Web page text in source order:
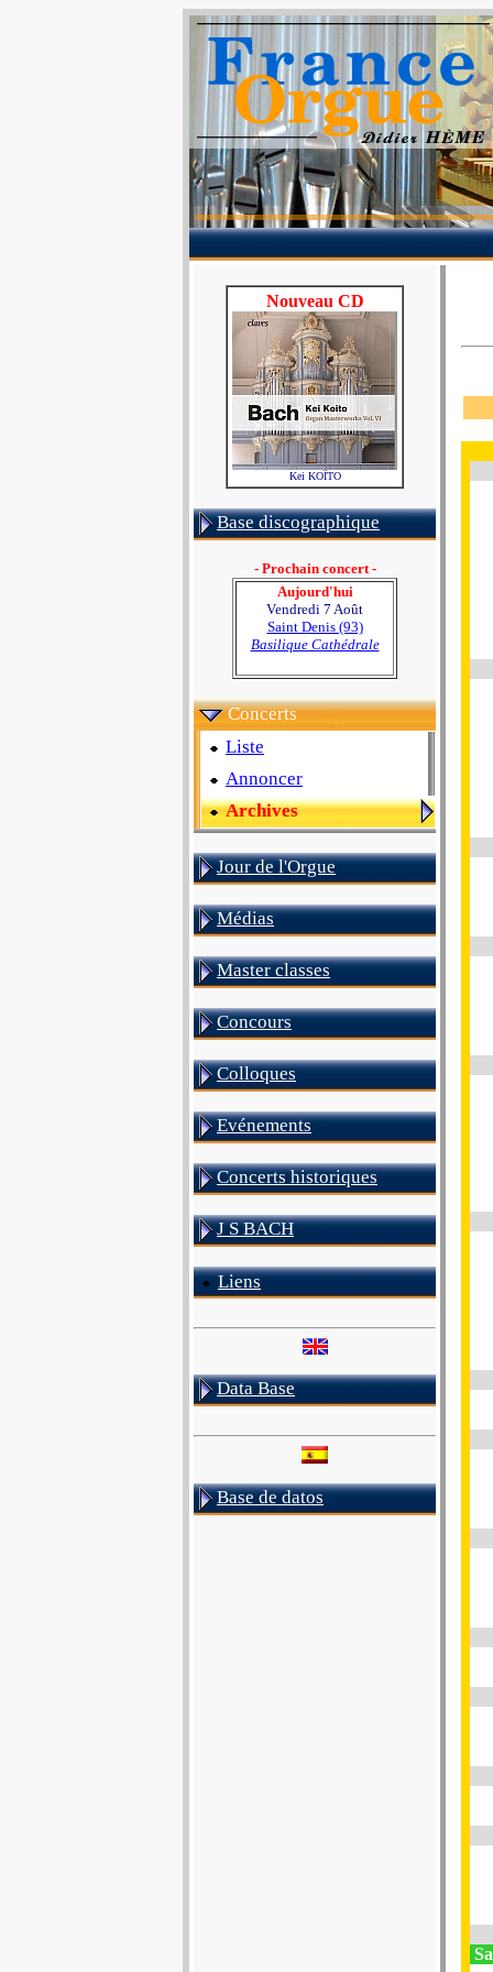
Nouveau CD
Kei KOÏTO
Base discographique
- Prochain concert -
Aujourd'hui
Vendredi 7 Août
Saint Denis (93)
Basilique Cathédrale
Concerts
Liste
Annoncer
Archives
Jour de l'Orgue
Médias
Master classes
Concours
Colloques
Evénements
Concerts historiques
J S BACH
Liens
Data Base
Base de datos